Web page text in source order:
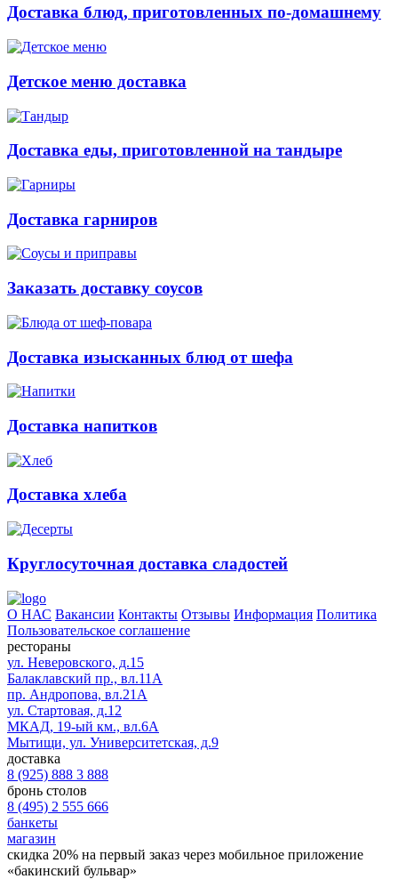
Доставка блюд, приготовленных по-домашнему
Детское меню доставка
Доставка еды, приготовленной на тандыре
Доставка гарниров
Заказать доставку соусов
Доставка изысканных блюд от шефа
Доставка напитков
Доставка хлеба
Круглосуточная доставка сладостей
О НАС Вакансии Контакты Отзывы Информация Политика
Пользовательское соглашение
рестораны
ул. Неверовского, д.15
Балаклавский пр., вл.11А
пр. Андропова, вл.21А
ул. Стартовая, д.12
МКАД, 19-ый км., вл.6А
Мытищи, ул. Университетская, д.9
доставка
8 (925) 888 3 888
бронь столов
8 (495) 2 555 666
банкеты
магазин
скидка 20% на первый заказ через мобильное приложение
«бакинский бульвар»